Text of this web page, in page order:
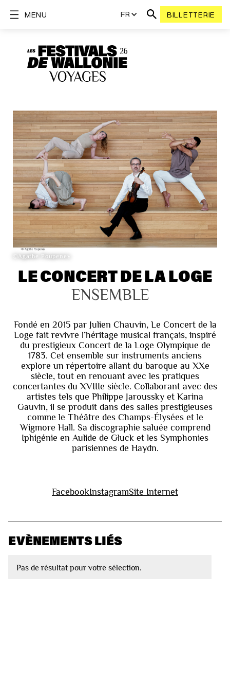
FR BILLETTERIE
MENU
©Agathe Poupeney
LE CONCERT DE LA LOGE
ENSEMBLE
Fondé en 2015 par Julien Chauvin, Le Concert de la
Loge fait revivre l’héritage musical français, inspiré
du prestigieux Concert de la Loge Olympique de
1783. Cet ensemble sur instruments anciens
explore un répertoire allant du baroque au XXe
siècle, tout en renouant avec les pratiques
concertantes du XVIIIe siècle. Collaborant avec des
artistes tels que Philippe Jaroussky et Karina
Gauvin, il se produit dans des salles prestigieuses
comme le Théâtre des Champs-Élysées et le
Wigmore Hall. Sa discographie saluée comprend
Iphigénie en Aulide de Gluck et les Symphonies
parisiennes de Haydn.
FacebookInstagramSite Internet
EVÈNEMENTS LIÉS
Pas de résultat pour votre sélection.